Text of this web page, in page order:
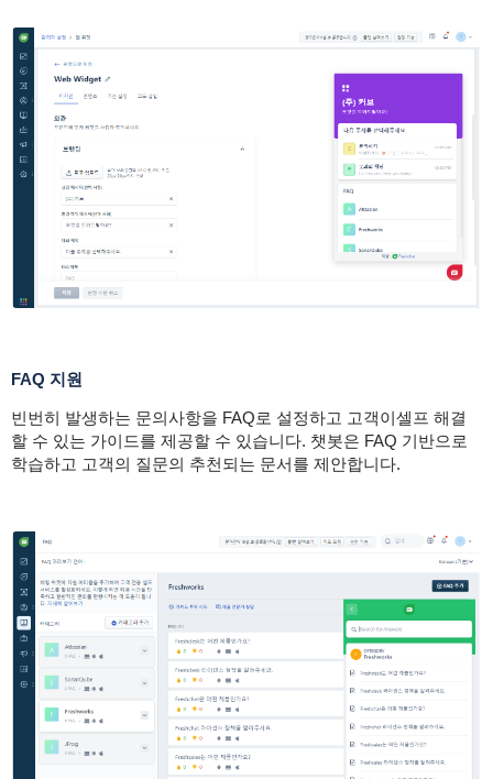
FAQ 지원
빈번히 발생하는 문의사항을 FAQ로 설정하고 고객이셀프 해결
할 수 있는 가이드를 제공할 수 있습니다. 챗봇은 FAQ 기반으로
학습하고 고객의 질문의 추천되는 문서를 제안합니다.